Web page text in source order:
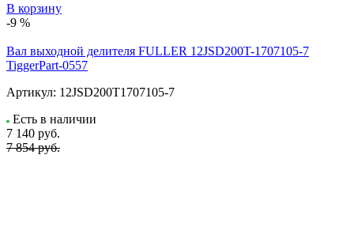
В корзину
-9 %
Вал выходной делителя FULLER 12JSD200T-1707105-7
TiggerPart-0557
Артикул: 12JSD200T1707105-7
Есть в наличии
7 140 руб.
7 854 руб.